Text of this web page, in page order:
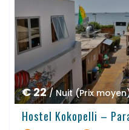
€ 22/ Nuit (Prix
Hostel Kokopelli –